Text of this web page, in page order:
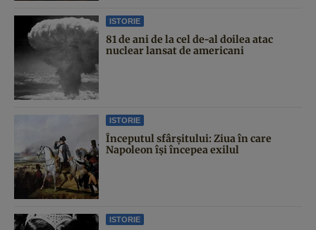
ISTORIE
81 de ani de la cel de-al doilea atac
nuclear lansat de americani
ISTORIE
Începutul sfârşitului: Ziua în care
Napoleon îşi începea exilul
ISTORIE